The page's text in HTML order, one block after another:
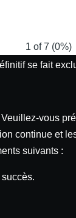
1 of 7 (0%)
se fait
vous
continue et
suivants :
succès.